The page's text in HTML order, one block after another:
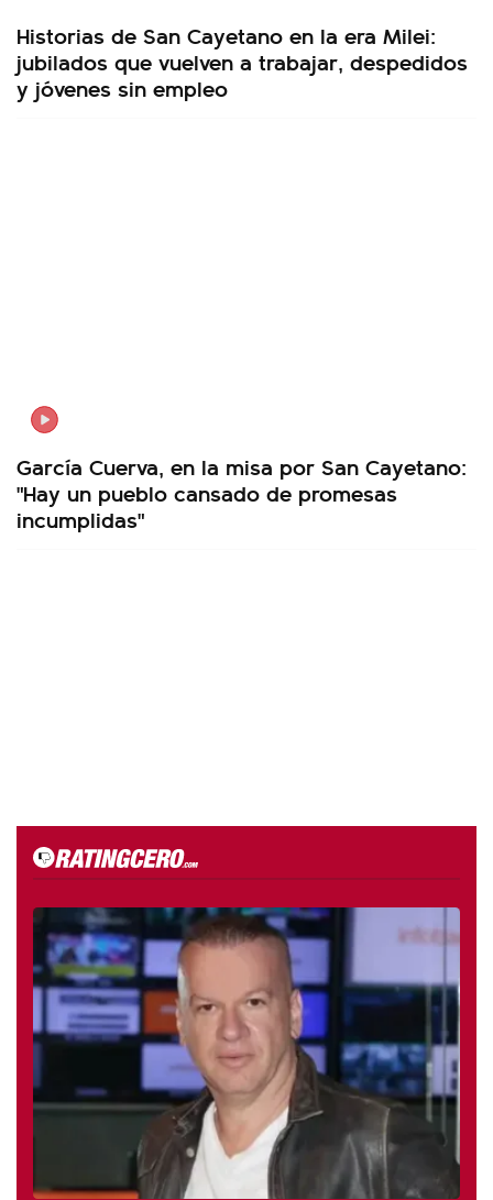
Historias de San Cayetano en la era Milei:
jubilados que vuelven a trabajar, despedidos
y jóvenes sin empleo
García Cuerva, en la misa por San Cayetano:
"Hay un pueblo cansado de promesas
incumplidas"